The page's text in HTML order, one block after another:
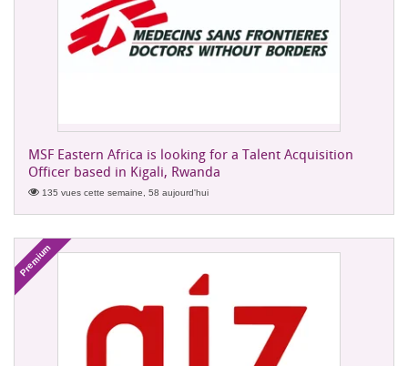
MSF Eastern Africa is looking for a Talent Acquisition
Officer based in Kigali, Rwanda
135 vues cette semaine, 58 aujourd'hui
Premium